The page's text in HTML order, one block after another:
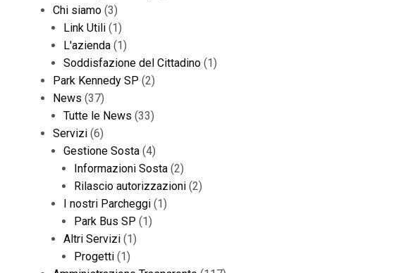
Chi siamo (3)
Link Utili (1)
L'azienda (1)
Soddisfazione del Cittadino (1)
Park Kennedy SP (2)
News (37)
Tutte le News (33)
Servizi (6)
Gestione Sosta (4)
Informazioni Sosta (2)
Rilascio autorizzazioni (2)
I nostri Parcheggi (1)
Park Bus SP (1)
Altri Servizi (1)
Progetti (1)